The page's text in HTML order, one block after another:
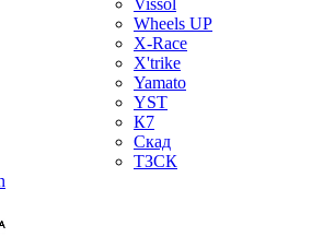
Vissol
Wheels UP
X-Race
X'trike
Yamato
YST
К7
Скад
ТЗСК